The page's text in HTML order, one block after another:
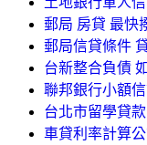
郵局 房貸 最快
郵局信貸條件
台新整合負債
聯邦銀行小額
台北市留學貸
車貸利率計算